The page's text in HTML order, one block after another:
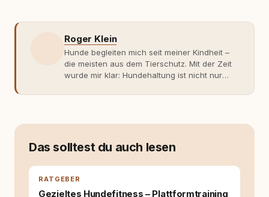
Roger Klein
Hunde begleiten mich seit meiner Kindheit –
die meisten aus dem Tierschutz. Mit der Zeit
wurde mir klar: Hundehaltung ist nicht nur
Fachwissen. Der Wendepunkt kam mit meinem
moderner Hundeerziehung
entsteht echte Bindung dort, wo Verständnis
Wissen ersetzt – nicht umgekehrt. Aus dieser
Entwicklung entstand rundum.dog – ein
Das solltest du auch lesen
RATGEBER
Gezieltes Hundefitness – Plattformtraining